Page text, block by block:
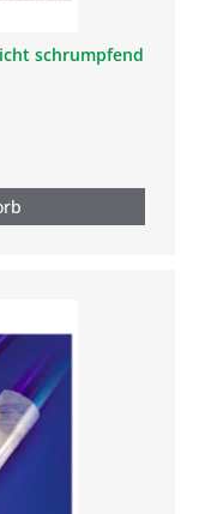
schrumpfend